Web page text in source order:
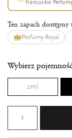
Francuskie Perfumy
Ten zapach dostępny
Perfumy Royal
Wybierz
2ml